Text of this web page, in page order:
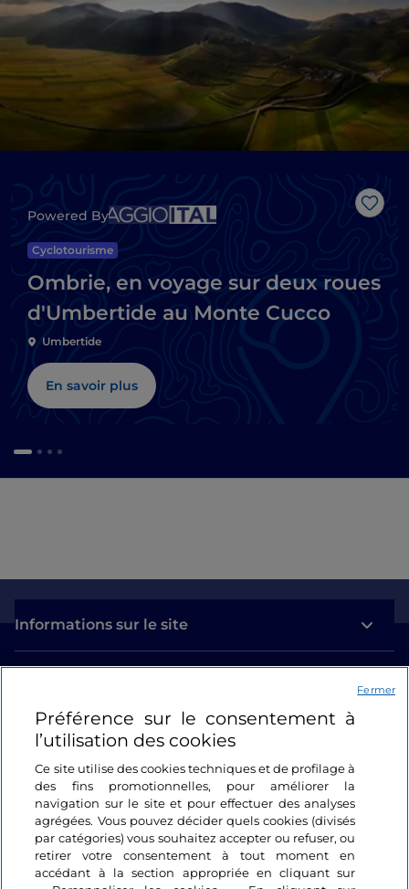
Powered By
Cyclotourisme
Ombrie, en voyage sur deux roues
d'Umbertide au Monte Cucco
Umbertide
En savoir plus
Informations sur le site
Se connecter
Suivez-nous
Préférence sur le consentement à
l’utilisation des cookies
Ce site utilise des cookies techniques et de profilage à
des fins promotionnelles, pour améliorer la
navigation sur le site et pour effectuer des analyses
agrégées. Vous pouvez décider quels cookies (divisés
par catégories) vous souhaitez accepter ou refuser, ou
retirer votre consentement à tout moment en
accédant à la section appropriée en cliquant sur
Fermer